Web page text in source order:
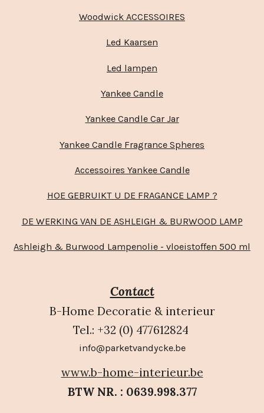
Woodwick ACCESSOIRES
Led Kaarsen
Led lampen
Yankee Candle
Yankee Candle Car Jar
Yankee Candle Fragrance Spheres
Accessoires Yankee Candle
HOE GEBRUIKT U DE FRAGANCE LAMP ?
DE WERKING VAN DE ASHLEIGH & BURWOOD LAMP
Ashleigh & Burwood Lampenolie - vloeistoffen 500 ml
Contact
B-Home Decoratie & interieur
Tel.: +32 (0) 477612824
info@parketvandycke.be
www.b-home-interieur.be
BTW NR. : 0639.998.377